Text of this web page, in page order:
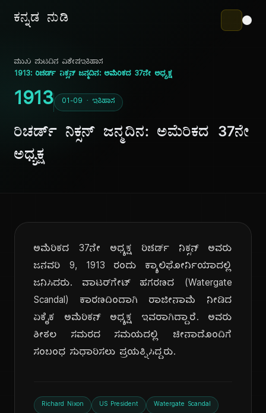
ಕನ್ನಡ ನುಡಿ
ಮುಖ ಪುಟದಿನ ವಿಶೇಷಇತಿಹಾಸ
1913: ರಿಚರ್ಡ್ ನಿಕ್ಸನ್ ಜನ್ಮದಿನ: ಅಮೆರಿಕದ 37ನೇ ಅಧ್ಯಕ್ಷ
1913 01-09 · ಇತಿಹಾಸ
ರಿಚರ್ಡ್ ನಿಕ್ಸನ್ ಜನ್ಮದಿನ: ಅಮೆರಿಕದ 37ನೇ
ಅಧ್ಯಕ್ಷ
ಅಮೆರಿಕದ 37ನೇ ಅಧ್ಯಕ್ಷ ರಿಚರ್ಡ್ ನಿಕ್ಸನ್ ಅವರು
ಜನವರಿ 9, 1913 ರಂದು ಕ್ಯಾಲಿಫೋರ್ನಿಯಾದಲ್ಲಿ
ಜನಿಸಿದರು. ವಾಟರ್‌ಗೇಟ್ ಹಗರಣದ (Watergate
Scandal) ಕಾರಣದಿಂದಾಗಿ ರಾಜೀನಾಮೆ ನೀಡಿದ
ಏಕೈಕ ಅಮೆರಿಕನ್ ಅಧ್ಯಕ್ಷ ಇವರಾಗಿದ್ದಾರೆ. ಅವರು
ಶೀತಲ ಸಮರದ ಸಮಯದಲ್ಲಿ ಚೀನಾದೊಂದಿಗೆ
ಸಂಬಂಧ ಸುಧಾರಿಸಲು ಪ್ರಯತ್ನಿಸಿದ್ದರು.
Richard Nixon US President Watergate Scandal